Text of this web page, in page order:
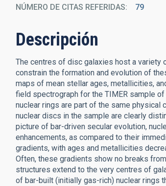
NÚMERO DE CITAS REFERIDAS 79
Descripción
The centres of disc galaxies host a variety
constrain the formation and evolution of
maps of mean stellar ages, metallicities,
field spectrograph for the TIMER sample
nuclear rings are part of the same physical
nuclear discs in the sample are clearly
picture of bar-driven secular evolution,
enhancements, as compared to their
gradients, with ages and metallicities
Often, these gradients show no breaks
structures extend to the very centres of
of bar-built (initially gas-rich) nuclear rings